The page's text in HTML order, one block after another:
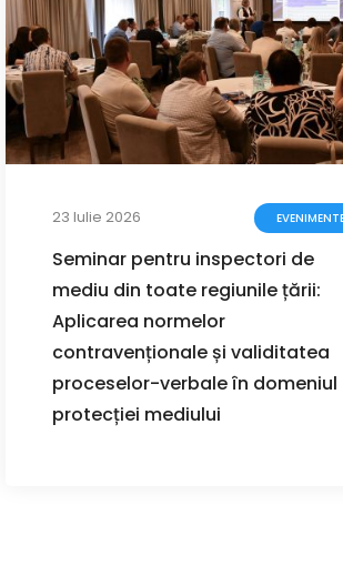
23 Iulie 2026
Seminar pentru inspectori de
mediu din toate regiunile țării:
Aplicarea normelor
contravenționale și validitatea
proceselor-verbale în domeniul
protecției mediului